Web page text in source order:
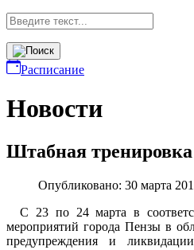
Расписание
Новости
Штабная тренировка
Опубликовано: 30 марта
С 23 по 24 марта в
мероприятий города Пензы в
предупреждения и